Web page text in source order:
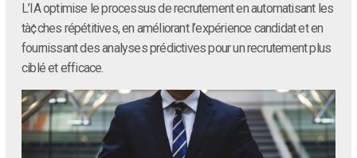
L’IA optimise le processus de recrutement en automatisant les
tà¢ches répétitives, en améliorant l’expérience candidat et en
fournissant des analyses prédictives pour un recrutement plus
ciblé et efficace.